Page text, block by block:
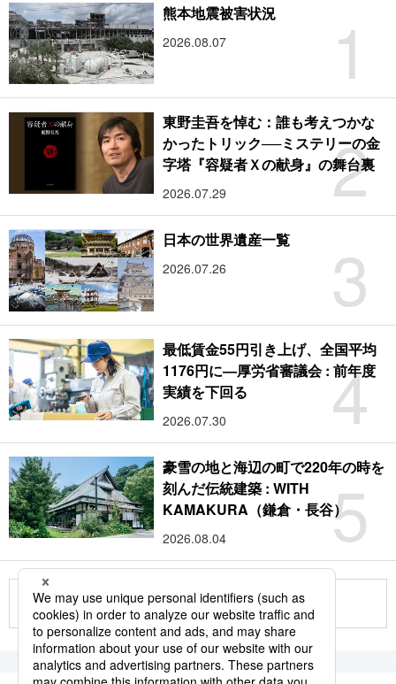
1
熊本地震被害状況
2026.08.07
2
東野圭吾を悼む：誰も考えつかな
かったトリック──ミステリーの金
字塔『容疑者Ｘの献身』の舞台裏
2026.07.29
3
日本の世界遺産一覧
2026.07.26
4
最低賃金55円引き上げ、全国平均
1176円に―厚労省審議会 : 前年度
実績を下回る
2026.07.30
5
豪雪の地と海辺の町で220年の時を
刻んだ伝統建築 : WITH
KAMAKURA（鎌倉・長谷）
2026.08.04
もっと見る